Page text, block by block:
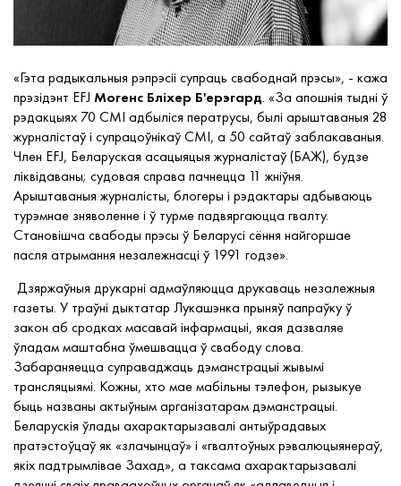
«Гэта радыкальныя рэпрэсіі супраць свабоднай прэсы», - кажа
прэзідэнт EFJ Могенс Бліхер Б'ерэгард. «За апошнія тыдні ў
рэдакцыях 70 СМІ адбыліся ператрусы, былі арыштаваныя 28
журналістаў і супрацоўнікаў СМІ, а 50 сайтаў заблакаваныя.
Член EFJ, Беларуская асацыяцыя журналістаў (БАЖ), будзе
ліквідаваны; судовая справа пачнецца 11 жніўня.
Арыштаваныя журналісты, блогеры і рэдактары адбываюць
турэмнае зняволенне і ў турме падвяргаюцца гвалту.
Становішча свабоды прэсы ў Беларусі сёння найгоршае
пасля атрымання незалежнасці ў 1991 годзе».
Дзяржаўныя друкарні адмаўляюцца друкаваць незалежныя
газеты. У траўні дыктатар Лукашэнка прыняў папраўку ў
закон аб сродках масавай інфармацыі, якая дазваляе
ўладам маштабна ўмешвацца ў свабодуслова.
Забараняецца суправаджаць дэманстрацыі жывымі
трансляцыямі. Кожны, хто мае мабільны тэлефон, рызыкуе
быць названы актыўным арганізатарам дэманстрацыі.
Беларускія ўлады ахарактарызавалі антыўрадавых
пратэстоўцаў як«злачынцаў»і «гвалтоўных рэвалюцыянераў,
якіх падтрымлівае Захад», а таксама ахарактарызавалі